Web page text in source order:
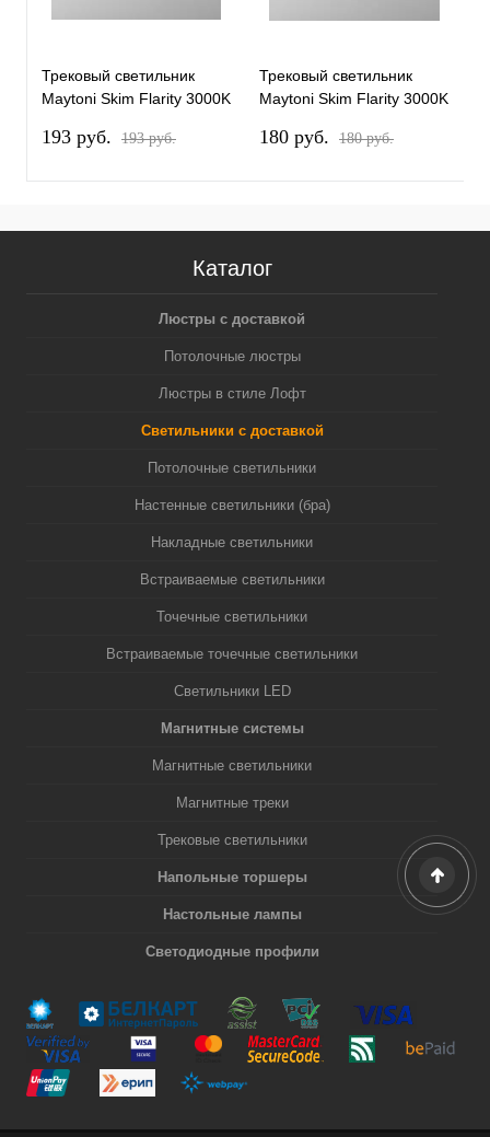
Трековый светильник
Maytoni Skim Flarity 3000K
W-BS
193 pуб. 193 pуб.
Трековый светильник
Maytoni Skim Flarity 3000K
W-B
180 pуб. 180 pуб.
Каталог
Люстры с доставкой
Потолочные люстры
Люстры в стиле Лофт
Светильники с доставкой
Потолочные светильники
Настенные светильники (бра)
Накладные светильники
Встраиваемые светильники
Точечные светильники
Встраиваемые точечные светильники
Светильники LED
Магнитные системы
Магнитные светильники
Магнитные треки
Трековые светильники
Напольные торшеры
Настольные лампы
Светодиодные профили